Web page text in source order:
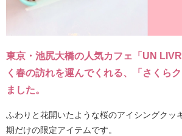
東京・池尻大橋の人気カフェ「UN
く春の訪れを運んでくれる、「さくら
ました。
ふわりと花開いたような桜のアイシングクッ
期だけの限定アイテムです。